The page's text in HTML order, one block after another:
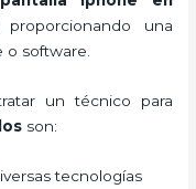
una
o software.
un técnico para
son:
tecnologías